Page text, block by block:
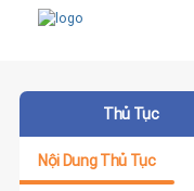
Thủ Tục
Nội Dung Thủ Tục